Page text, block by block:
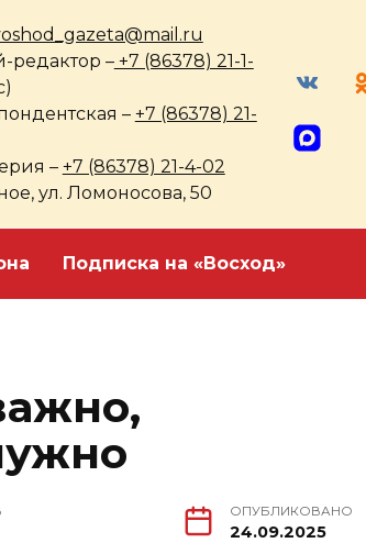
редактор –+7 (86378) 21-1-
– +7 (86378) 21-
– +7 (86378) 21-4-02
ул. Ломоносова, 50
Подписка на «Восход»
ОПУБЛИКОВАНО
24.09.2025